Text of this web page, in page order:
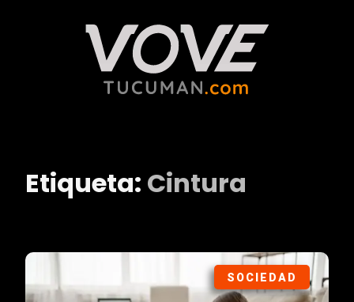
Etiqueta: Cintura
SOCIEDAD